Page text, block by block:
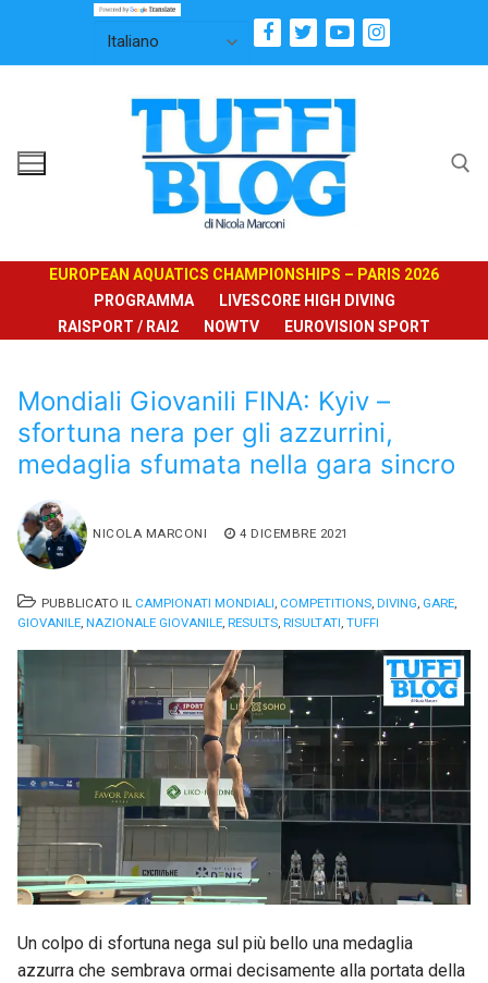
contenuto
EUROPEAN AQUATICS CHAMPIONSHIPS – PARIS 2026
PROGRAMMA
LIVESCORE HIGH DIVING
RAISPORT / RAI2
NOWTV EUROVISION SPORT
Mondiali Giovanili FINA: Kyiv –
sfortuna nera per gli azzurrini,
medaglia sfumata nella gara sincro
NICOLA MARCONI 4 DICEMBRE 2021
PUBBLICATO IL CAMPIONATI MONDIALI, COMPETITIONS, DIVING, GARE,
GIOVANILE, NAZIONALE GIOVANILE, RESULTS, RISULTATI, TUFFI
Un colpo di sfortuna nega sul più bello una medaglia
azzurra che sembrava ormai decisamente alla portata della